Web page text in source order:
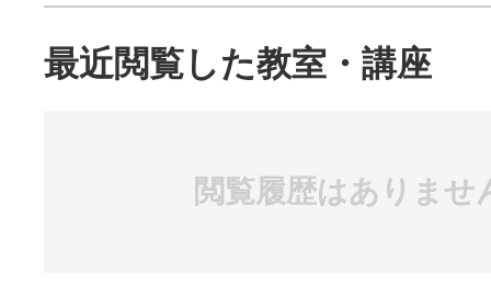
最近閲覧した教室・講座
閲覧履歴はありませ